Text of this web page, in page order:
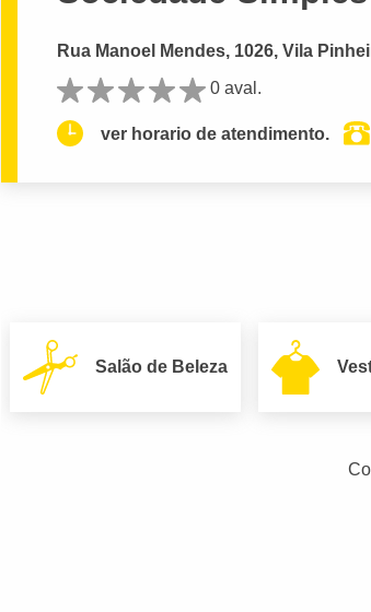
Rua Manoel Mendes, 1026, Vila
0 aval.
ver horario de atendimento.
Salão de Beleza